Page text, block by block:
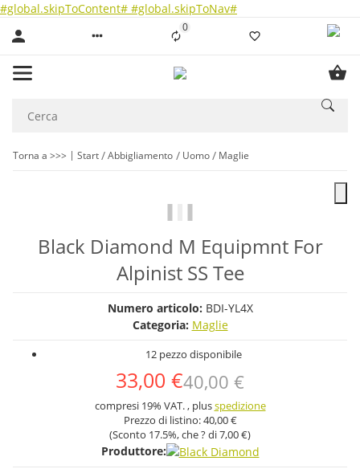
#global.skipToContent# #global.skipToNav#
0Liste ist leer
Torna a >>> Start Abbigliamento Uomo Maglie
Black Diamond M Equipmnt For
Alpinist SS Tee
Numero articolo: BDI-YL4X
Categoria: Maglie
12 pezzo disponibile
33,00 €40,00 €
compresi 19% VAT. , plusspedizione
Prezzo di listino:40,00 €
(Sconto 17.5%, che ? di7,00 €)
Produttore: